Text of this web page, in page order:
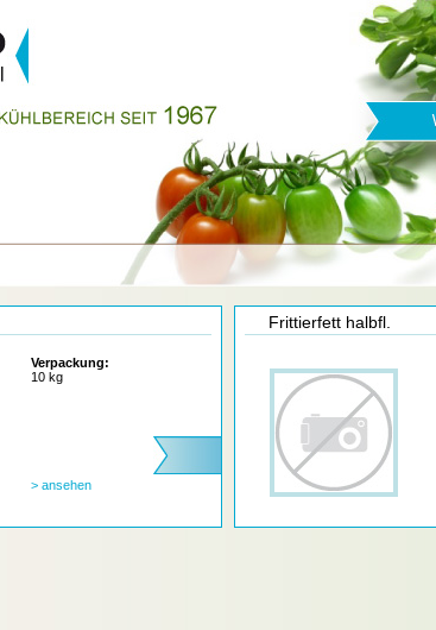
Verpackung:
10 kg
> ansehen
Frittierfett halbfl.